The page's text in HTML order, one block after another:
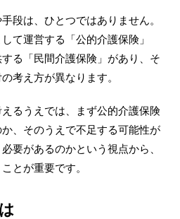
段は、ひとつではありません。
て運営する「公的介護保険」
る「民間介護保険」があり、そ
考え方が異なります。
るうえでは、まず公的介護保険
、そのうえで不足する可能性が
要があるのかという視点から、
とが重要です。